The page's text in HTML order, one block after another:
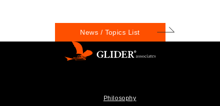
News / Topics List
Philosophy